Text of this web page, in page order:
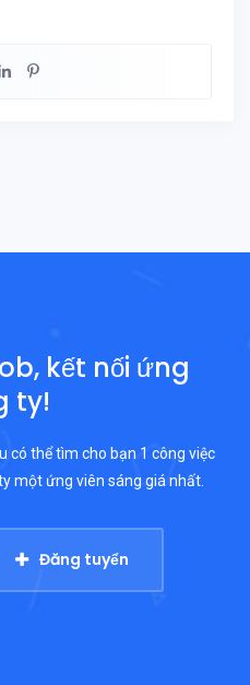
kết nối ứng
ty!
có thể tìm cho bạn 1 công việc
một ứng viên sáng giá nhất.
Đăng tuyển